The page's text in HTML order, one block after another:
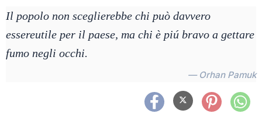
Il popolo non sceglierebbe chi può davvero
essereutile per il paese, ma chi è piú bravo a gettare
fumo negli occhi.
— Orhan Pamuk